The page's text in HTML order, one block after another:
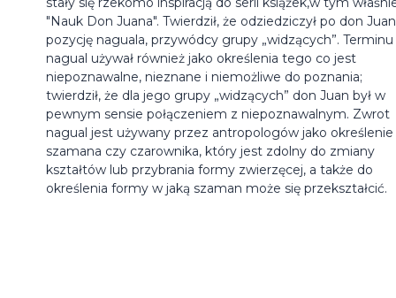
"Nauk Don Juana". Twierdził, że odziedziczył po don
pozycję naguala, przywódcy grupy „widzących”. Terminu
nagual używał również jako określenia tego co jest
niepoznawalne, nieznane i niemożliwe do poznania;
twierdził, że dla jego grupy „widzących” don Juan był w
pewnym sensie połączeniem z niepoznawalnym. Zwrot
nagual jest używany przez antropologów jako określenie
szamana czy czarownika, który jest zdolny do zmiany
kształtów lub przybrania formy zwierzęcej, a także do
określenia formy w jaką szaman może się przekształcić.